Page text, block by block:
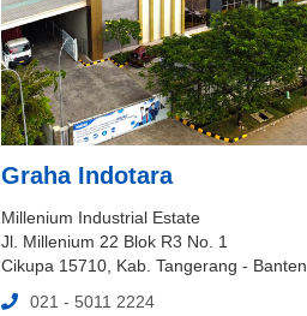
Graha Indotara
Millenium Industrial Estate
Jl. Millenium 22 Blok R3 No. 1
Cikupa 15710, Kab. Tangerang - Banten
021 - 5011 2224